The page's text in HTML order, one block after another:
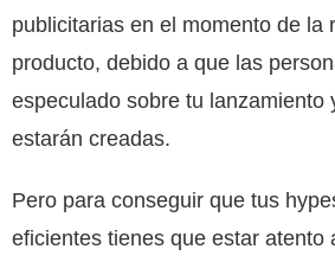
publicitarias en el momento de la
producto, debido a que las
especulado sobre tu lanzamiento
estarán creadas.
Pero para conseguir que tus
eficientes tienes que estar atento